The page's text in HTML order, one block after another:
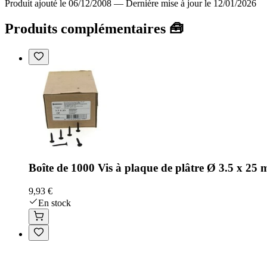
Produit ajouté le 06/12/2008 — Dernière mise à jour le 12/01/2026
Produits complémentaires 🧰
Boîte de 1000 Vis à plaque de plâtre Ø 3.5 x 25
9,93 €
En stock